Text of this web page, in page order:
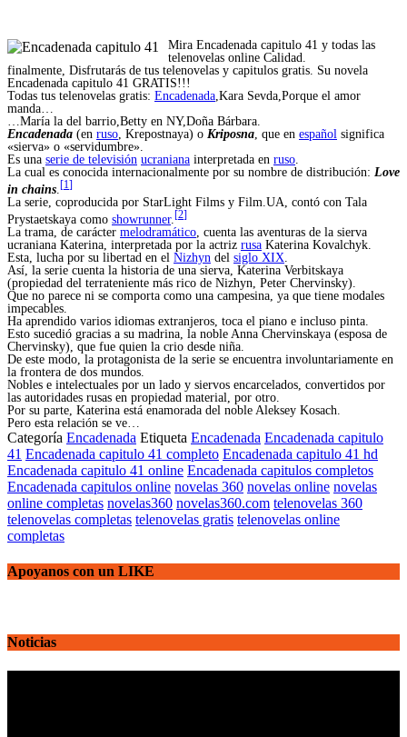
Mira Encadenada capitulo 41 y todas las
telenovelas online Calidad.
finalmente, Disfrutarás de tus telenovelas y capitulos gratis. Su novela
Encadenada capitulo 41 GRATIS!!!
Todas tus telenovelas gratis: Encadenada,Kara Sevda,Porque el amor
manda…
…María la del barrio,Betty en NY,Doña Bárbara.
Encadenada (en ruso, Krepostnaya) o Kriposna, que en español significa
«sierva» o «servidumbre».
Es una serie de televisión ucraniana interpretada en ruso.
La cual es conocida internacionalmente por su nombre de distribución: Love
in chains
1
La serie, coproducida por StarLight Films y Film.UA, contó con Tala
Prystaetskaya como showrunner. [2]
La trama, de carácter melodramático , cuenta las aventuras de la sierva
ucraniana Katerina, interpretada por la actriz rusa Katerina Kovalchyk.
Esta, lucha por su libertad en el Nizhyn del siglo XIX
Así, la serie cuenta la historia de una sierva, Katerina Verbitskaya
(propiedad del terrateniente más rico de Nizhyn, Peter Chervinsky).
Que no parece ni se comporta como una campesina, ya que tiene modales
impecables.
Ha aprendido varios idiomas extranjeros, toca el piano e incluso pinta.
Esto sucedió gracias a su madrina, la noble Anna Chervinskaya (esposa de
Chervinsky), que fue quien la crio desde niña.
De este modo, la protagonista de la serie se encuentra involuntariamente en
la frontera de dos mundos.
Nobles e intelectuales por un lado y siervos encarcelados, convertidos por
las autoridades rusas en propiedad material, por otro.
Por su parte, Katerina está enamorada del noble Aleksey Kosach.
Pero esta relación se ve…
Categoría Encadenada Etiqueta Encadenada Encadenada capitulo
41 Encadenada capitulo 41 completo Encadenada capitulo 41 hd
Encadenada capitulo 41 online Encadenada capitulos completos
Encadenada capitulos online novelas 360 novelas online novelas
online completas novelas360 novelas360.com telenovelas 360
telenovelas completas telenovelas gratis telenovelas online
completas
Apoyanos con un LIKE
Noticias